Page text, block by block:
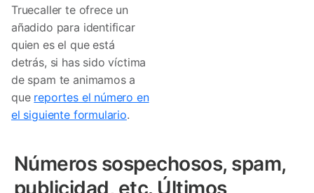
Truecaller te ofrece un
añadido para identificar
quien es el que está
detrás, si has sido víctima
de spam te animamos a
que reportes el número en
el siguiente formulario.
Números sospechosos, spam,
publicidad, etc. Últimos